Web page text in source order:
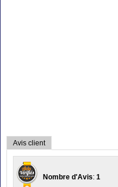
Avis client
Nombre d'Avis: 1